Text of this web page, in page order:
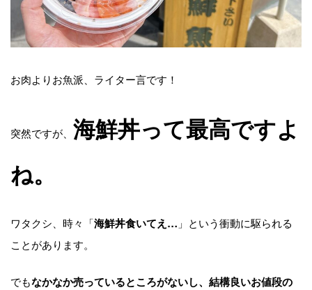
お肉よりお魚派、ライター言です！
突然ですが、 海鮮丼って最高ですよ
ね。
ワタクシ、時々「海鮮丼食いてえ… 」という衝動に駆られる
ことがあります。
でもなかなか売っているところがないし、結構良いお値段の